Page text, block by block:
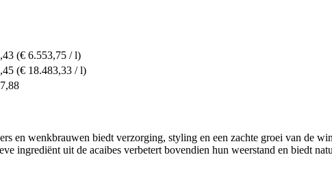
(€ 6.553,75 / l)
(€ 18.483,33 / l)
en wenkbrauwen biedt verzorging, styling en een zachte groei van de
ingrediënt uit de acaibes verbetert bovendien hun weerstand en biedt